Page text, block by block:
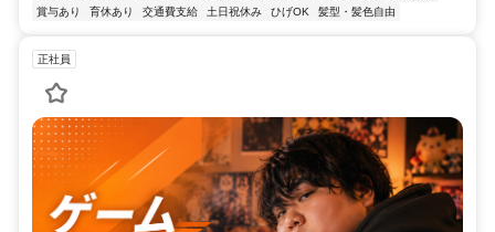
賞与あり
育休あり 交通費支給 土日祝休み ひげOK 髪型・髪色自由
正社員